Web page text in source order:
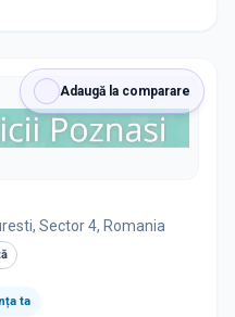
Adaugă la comparare
Sector 4, Romania
ta